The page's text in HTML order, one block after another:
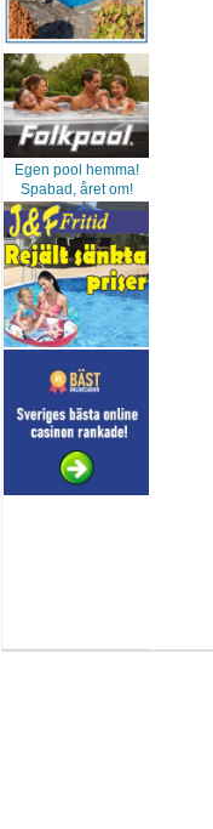
Egen pool hemma!
Spabad, året om!